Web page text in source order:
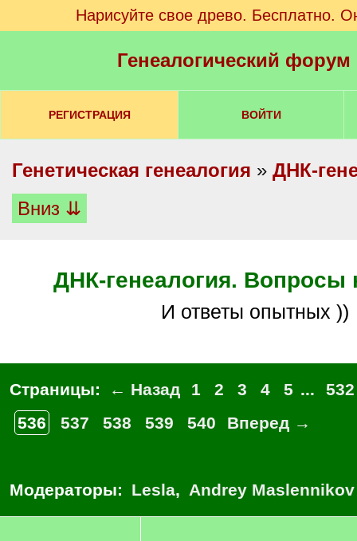
Нарисуйте свое древо. Бесплатно.
Генеалогический
РЕГИСТРАЦИЯ ВОЙТИ
Генетическая генеалогия » ДНК-
Вниз ⇊
ДНК-генеалогия. Вопросы
И ответы опытных ))
Страницы: ← Назад 1 2 3 4 5 ...
532
536
537 538 539 540 Вперед →
Модераторы: Lesla, Andrey Maslennikov